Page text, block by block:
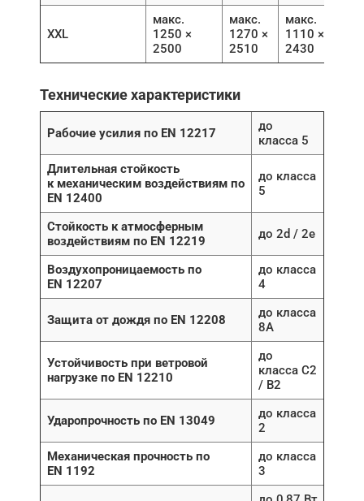
XXL
макс.
1250 ×
2500
макс.
1270 ×
2510
макс.
1110 ×
2430
Технические характеристики
Рабочие усилия по EN 12217
до
класса 5
Длительная стойкость
к механическим воздействиям по
EN 12400
до класса
5
Стойкость к атмосферным
воздействиям по EN 12219
до 2d / 2e
Воздухопроницаемость по
EN 12207
до класса
4
Защита от дождя по EN 12208
до класса
8A
Устойчивость при ветровой
нагрузке по EN 12210
до
класса C2
/ B2
Ударопрочность по EN 13049
до класса
2
Механическая прочность по
EN 1192
до класса
3